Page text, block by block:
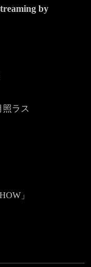
by
ラス
」